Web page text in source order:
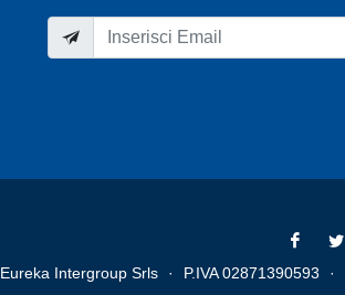
Eureka Intergroup Srls · P.IVA 02871390593 ·